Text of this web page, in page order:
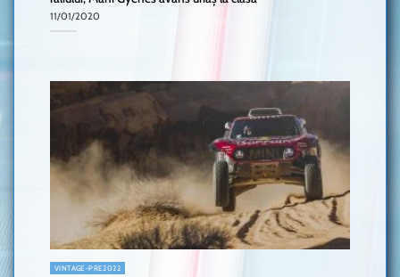
11/01/2020
VINTAGE-PRE2022